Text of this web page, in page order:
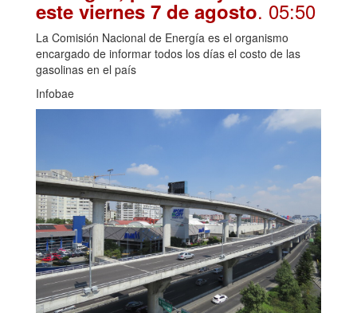
este viernes 7 de agosto. 05:50
La Comisión Nacional de Energía es el organismo
encargado de informar todos los días el costo de las
gasolinas en el país
Infobae